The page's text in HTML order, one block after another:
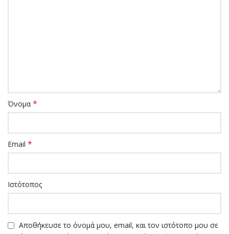
Όνομα *
Email *
Ιστότοπος
Αποθήκευσε το όνομά μου, email, και τον ιστότοπο μου σε